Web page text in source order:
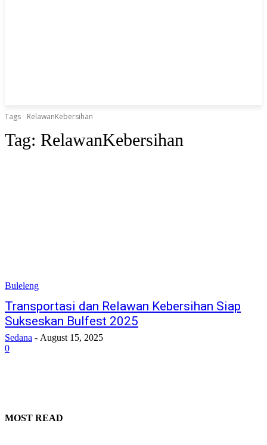
Tags RelawanKebersihan
Tag: RelawanKebersihan
Buleleng
Transportasi dan Relawan Kebersihan Siap
Sukseskan Bulfest 2025
Sedana - August 15, 2025
0
MOST READ